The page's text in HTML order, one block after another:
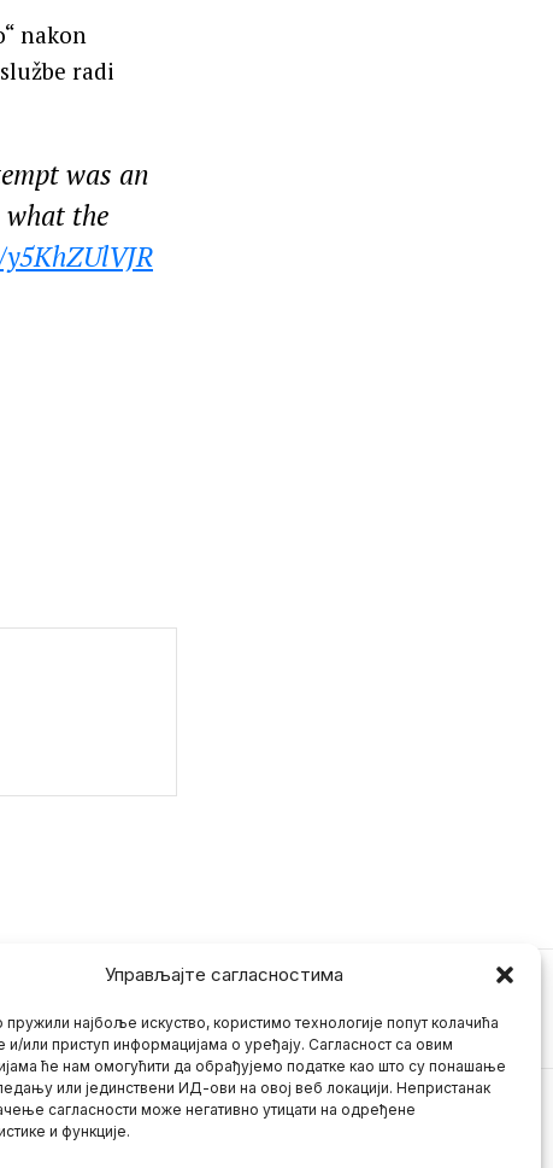
Управљајте сагласностима
најбоље искуство, користимо технологије попут колачића
и/или приступ информацијама о уређају. Сагласност са овим
ће нам омогућити да обрађујемо податке као што су понашање
или јединствени ИД-ови на овој веб локацији. Непристанак
сагласности може негативно утицати на одређене
и функције.
nakon
radi
was an
the